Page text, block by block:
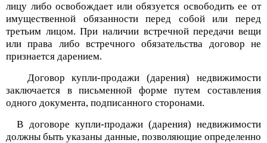
лицу либо освобождает или обязуется освободить ее от
имущественной обязанности перед собой или перед
третьим лицом. При наличии встречной передачи вещи
или права либо встречного обязательства договор не
признается дарением.
Договор купли-продажи (дарения) недвижимости
заключается в письменной форме путем составления
одного документа, подписанного сторонами.
В договоре купли-продажи (дарения) недвижимости
должны быть указаны данные, позволяющие определенно